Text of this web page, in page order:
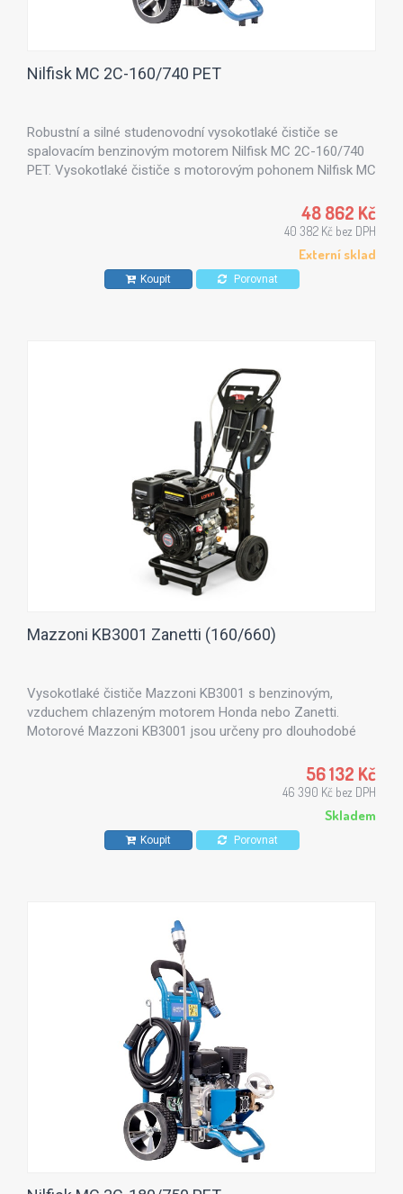
Nilfisk MC 2C-160/740 PET
Robustní a silné studenovodní vysokotlaké čističe se
spalovacím benzinovým motorem Nilfisk MC 2C-160/740
PET. Vysokotlaké čističe s motorovým pohonem Nilfisk MC
48 862 Kč
40 382 Kč bez DPH
Externí sklad
Koupit Porovnat
Mazzoni KB3001 Zanetti (160/660)
Vysokotlaké čističe Mazzoni KB3001 s benzinovým,
vzduchem chlazeným motorem Honda nebo Zanetti.
Motorové Mazzoni KB3001 jsou určeny pro dlouhodobé
56 132 Kč
46 390 Kč bez DPH
Skladem
Koupit Porovnat